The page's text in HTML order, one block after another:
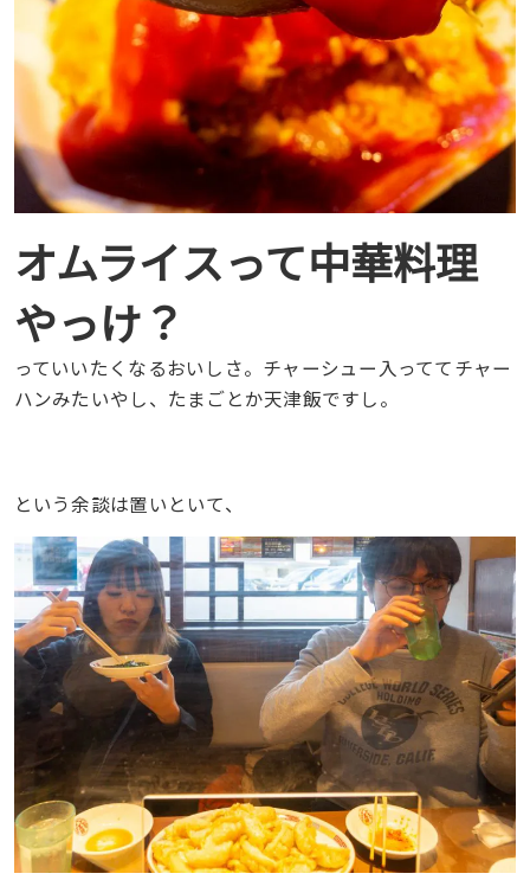
オムライスって中華料理
やっけ？
っていいたくなるおいしさ。チャーシュー入っててチャー
ハンみたいやし、たまごとか天津飯ですし。
という余談は置いといて、